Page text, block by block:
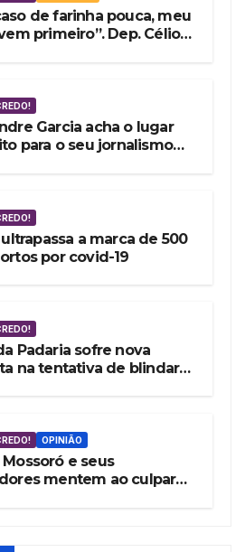
de farinha pouca, meu
primeiro”. Dep. Célio
Garcia acha o lugar
para o seu jornalismo
a marca de 500
por covid-19
Padaria sofre nova
na tentativa de blindar
OPINIÃO
Mossoró e seus
mentem ao culpar